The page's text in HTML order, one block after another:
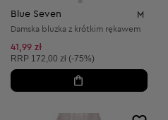
Blue Seven M
Damska bluzka z krótkim rękawem
41,99 zł
Cena sugerowana:
RRP 172,00 zł (-75%)